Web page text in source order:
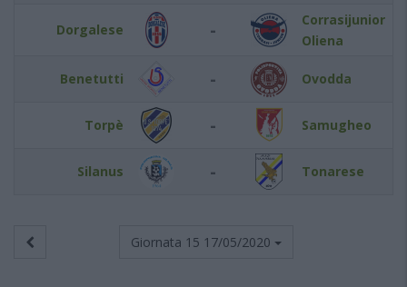
Dorgalese -
Corrasijunior
Oliena
Benetutti - Ovodda
Torpè - Samugheo
Silanus - Tonarese
Giornata 15 17/05/2020